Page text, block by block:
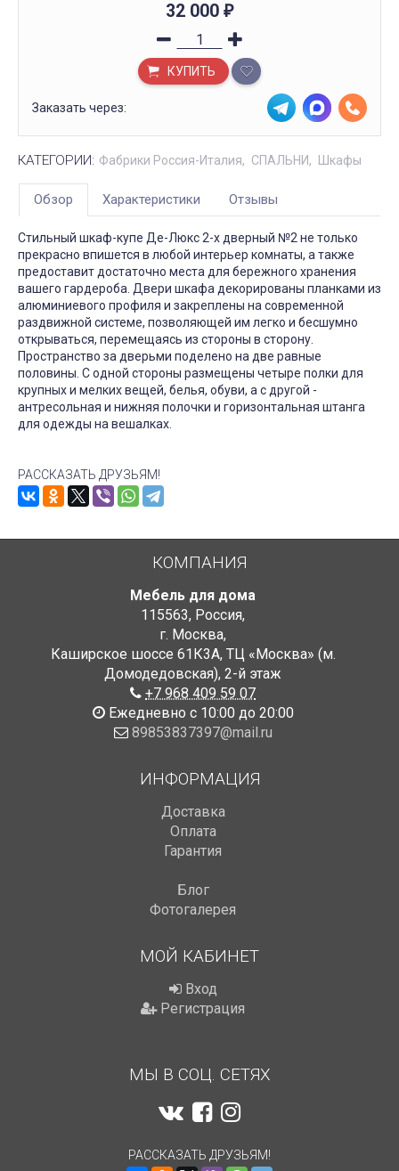
32 000 ₽
КУПИТЬ
Заказать через:
КАТЕГОРИИ: Фабрики Россия-Италия СПАЛЬНИ Шкафы
Обзор Характеристики Отзывы
Стильный шкаф-купе Де-Люкс 2-х дверный №2 не только
прекрасно впишется в любой интерьер комнаты, а также
предоставит достаточно места для бережного хранения
вашего гардероба. Двери шкафа декорированы планками из
алюминиевого профиля и закреплены на современной
раздвижной системе, позволяющей им легко и бесшумно
открываться, перемещаясь из стороны в сторону.
Пространство за дверьми поделено на две равные
половины. С одной стороны размещены четыре полки для
крупных и мелких вещей, белья, обуви, а с другой -
антресольная и нижняя полочки и горизонтальная штанга
для одежды на вешалках.
РАССКАЗАТЬ ДРУЗЬЯМ!
КОМПАНИЯ
Мебель для дома
115563, Россия,
г. Москва,
Каширское шоссе 61К3А, ТЦ «Москва» (м.
Домодедовская), 2-й этаж
+7 968 409 59 07
Ежедневно с 10:00 до 20:00
89853837397@mail.ru
ИНФОРМАЦИЯ
Доставка
Оплата
Гарантия
Блог
Фотогалерея
МОЙ КАБИНЕТ
Вход
Регистрация
МЫ В СОЦ. СЕТЯХ
РАССКАЗАТЬ ДРУЗЬЯМ!